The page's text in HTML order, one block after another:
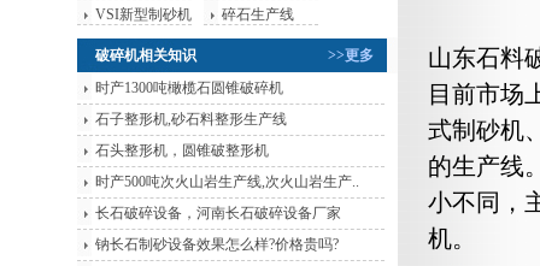
VSI新型制砂机
碎石生产线
>>更多
破碎机相关知识
时产1300吨橄榄石圆锥破碎机
石子整形机,砂石料整形生产线
石头整形机，圆锥破整形机
时产500吨次火山岩生产线,次火山岩生产..
长石破碎设备，河南长石破碎设备厂家
钠长石制砂设备效果怎么样?价格贵吗?
山东石料
目前市场
式制砂机
的生产线
小不同，
机。